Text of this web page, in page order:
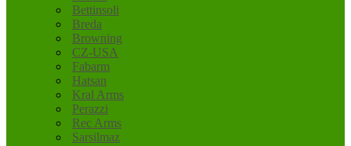
Bettinsoli
Breda
Browning
CZ-USA
Fabarm
Hatsan
Kral Arms
Perazzi
Rec Arms
Sarsilmaz